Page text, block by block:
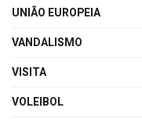
UNIÃO EUROPEIA
VANDALISMO
VISITA
VOLEIBOL